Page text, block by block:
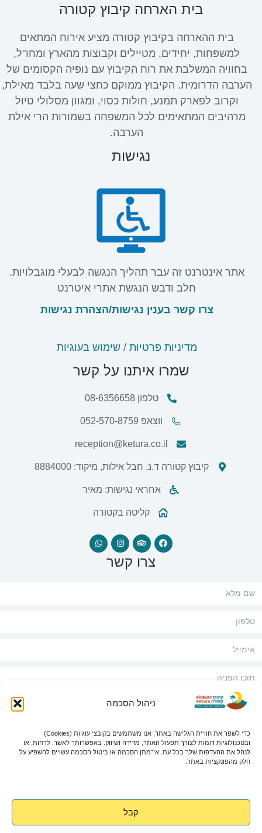
ניהול הסכמה
כדי לשפר את חוויית הגלישה באתר, אנו משתמשים בקובצי עוגיות (Cookies)
ובטכנולוגיות דומות לצורך תפעול האתר, מדידה ושיווק. באפשרותך לאשר, לדחות, או
לנהל את ההעדפות שלך בכל עת. אי־מתן הסכמה או ביטול הסכמה עשויים להשפיע על
חלק מהפונקציות באתר.
קבל
בית הארחה קיבוץ קטורה
בית ההארחה בקיבוץ קטורה מציע אירוח המתאים
למשפחות, יחידים, מטיילים וקבוצות מהארץ ומחו"ל,
בחוויה המשלבת את רוח הקיבוץ עם נופיה הקסומים של
הערבה הדרומית. הקיבוץ ממוקם כחצי שעה בלבד מאילת,
וקרוב לפארק תמנע, חולות כסוי, ומגוון מסלולי טיול
מרהיבים המתאימים לכל המשפחה בשמורות הרי אילת
הערבה.
נגישות
אתר אינטרנט זה עבר תהליך הנגשה לבעלי מוגבלויות.
חלב ודבש הנגשת אתרי איטרנט
צרו קשר בענין נגישות/הצהרת נגישות
מדיניות פרטיות /שימוש בעוגיות
שמרו איתנו על קשר
טלפון 08-6356658
ווצאפ 052-570-8759
reception@ketura.co.il
קיבוץ קטורה ד.נ. חבל אילות, מיקוד: 8884000
אחראי נגישות: מאיר
קליטה בקטורה
צרו קשר
אני מאשר/ת שקראתי אתמדיניות הפרטיות
©כל הזכויות שמורות לקרן קולות 2026